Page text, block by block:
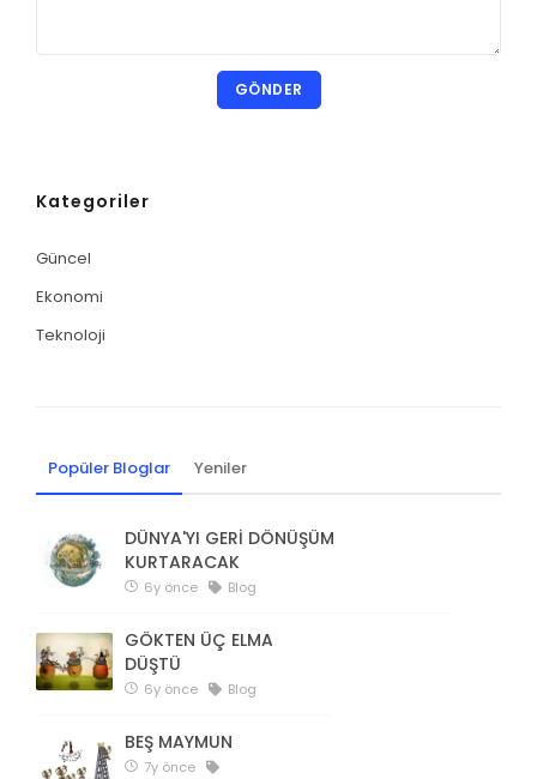
GÖNDER
Kategoriler
Güncel
Ekonomi
Teknoloji
Popüler Bloglar Yeniler
DÜNYA'YI GERİ DÖNÜŞÜM
KURTARACAK
6y önce Blog
GÖKTEN ÜÇ ELMA
DÜŞTÜ
6y önce Blog
BEŞ MAYMUN
7y önce